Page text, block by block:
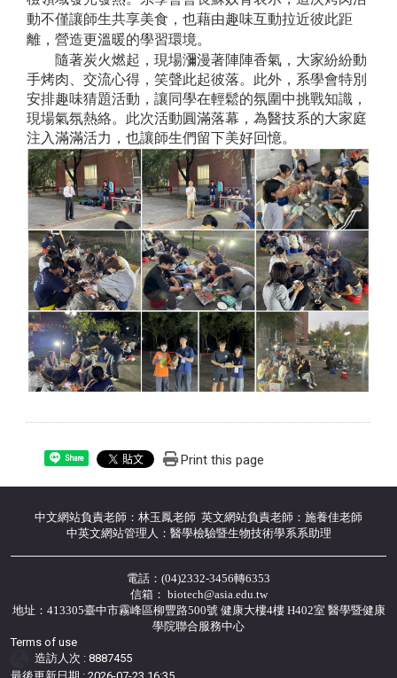
動不僅讓師生共享美食，也藉由趣味互動拉近彼此距
離，營造更溫暖的學習環境。
隨著炭火燃起，現場瀰漫著陣陣香氣，大家紛紛動
手烤肉、交流心得，笑聲此起彼落。此外，系學會特別
安排趣味猜題活動，讓同學在輕鬆的氛圍中挑戰知識，
現場氣氛熱絡。此次活動圓滿落幕，為醫技系的大家庭
注入滿滿活力，也讓師生們留下美好回憶。
Share Print this page
中文網站負責老師：林玉鳳老師 英文網站負責老師：施養佳老師
中英文網站管理人：醫學檢驗暨生物技術學系系助理
電話：(04)2332-3456轉6353
信箱： biotech@asia.edu.tw
地址：413305臺中市霧峰區柳豐路500號 健康大樓4樓 H402室 醫學暨健康
學院聯合服務中心
Terms of use
造訪人次 : 8887455